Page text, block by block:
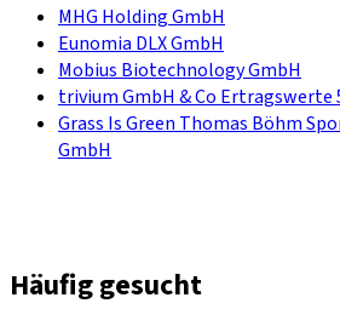
MHG Holding GmbH
Eunomia DLX GmbH
Mobius Biotechnology GmbH
trivium GmbH & Co Ertragswerte
Grass Is Green Thomas Böhm
GmbH
Häufig gesucht